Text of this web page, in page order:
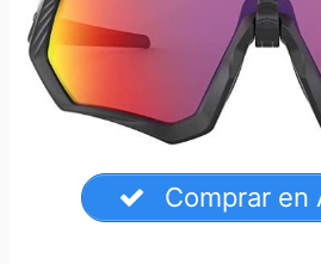
Comprar en